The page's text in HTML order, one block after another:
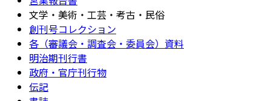
文学・美術・工芸・考古・民俗
創刊号コレクション
各（審議会・調査会・委員会）資料
明治期刊行書
政府・官庁刊行物
伝記